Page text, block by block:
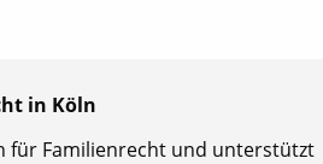
in Köln
für Familienrecht und unterstützt